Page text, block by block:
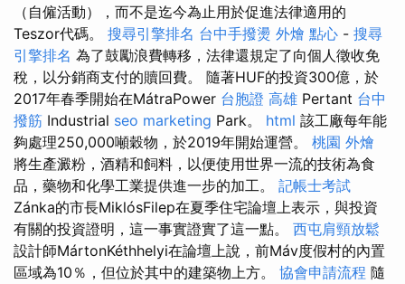
（自僱活動），而不是迄今為止用於促進法律適用的
Teszor代碼。 搜尋引擎排名 台中手撥燙 外燴 點心 - 搜尋
引擎排名 為了鼓勵浪費轉移，法律還規定了向個人徵收免
稅，以分銷商支付的贖回費。 隨著HUF的投資300億，於
2017年春季開始在MátraPower 台胞證 高雄 Pertant 台中
撥筋 Industrial seo marketing Park。 html 該工廠每年能
夠處理250,000噸穀物，於2019年開始運營。 桃園 外燴
將生產澱粉，酒精和飼料，以便使用世界一流的技術為食
品，藥物和化學工業提供進一步的加工。 記帳士考試
Zánka的市長MiklósFilep在夏季住宅論壇上表示，與投資
有關的投資證明，這一事實證實了這一點。 西屯肩頸放鬆
設計師MártonKéthhelyi在論壇上說，前Máv度假村的內置
區域為10％，但位於其中的建築物上方。 協會申請流程 隨